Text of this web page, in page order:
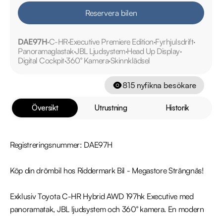
Reservera bilen
DAE97HC-HRExecutive Premiere Edition Fyrhjulsdrift
Panoramaglastak JBL LjudsystemHead Up Display
Digital Cockpit360° KameraSkinnklädsel
815 nyfikna besökare
Översikt Utrustning Historik
Registreringsnummer: DAE97H
Köp din drömbil hos Riddermark Bil - Megastore Strängnäs!
Exklusiv Toyota C-HR Hybrid AWD 197hk Executive med
panoramatak, JBL ljudsystem och 360° kamera. En modern